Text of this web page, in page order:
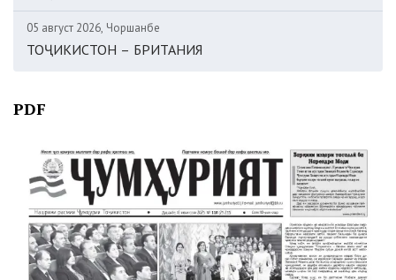
05 август 2026, Чоршанбе
ТОҶИКИСТОН – БРИТАНИЯ
PDF